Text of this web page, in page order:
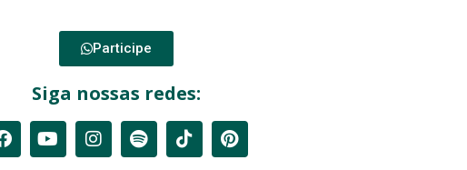
Participe
Siga nossas redes: